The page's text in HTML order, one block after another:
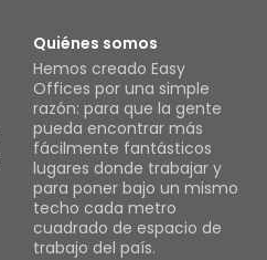
Quiénes somos
Hemos creado Easy
Offices por una simple
razón: para que la gente
pueda encontrar más
fácilmente fantásticos
lugares donde trabajar y
para poner bajo un mismo
techo cada metro
cuadrado de espacio de
trabajo del país.